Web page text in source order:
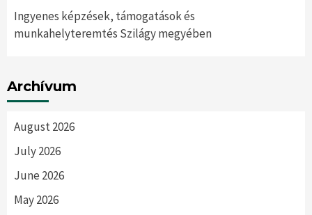
Ingyenes képzések, támogatások és
munkahelyteremtés Szilágy megyében
Archívum
August 2026
July 2026
June 2026
May 2026